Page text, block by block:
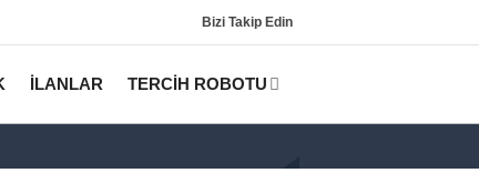
Bizi Takip Edin
İLANLAR TERCİH ROBOTU